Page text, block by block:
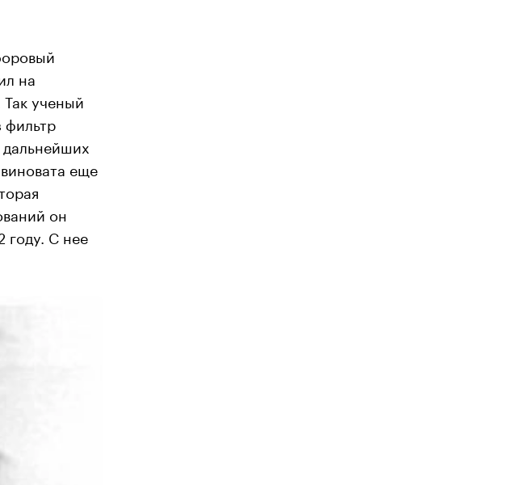
на
Так ученый
фильтр
еще
он
году. С нее